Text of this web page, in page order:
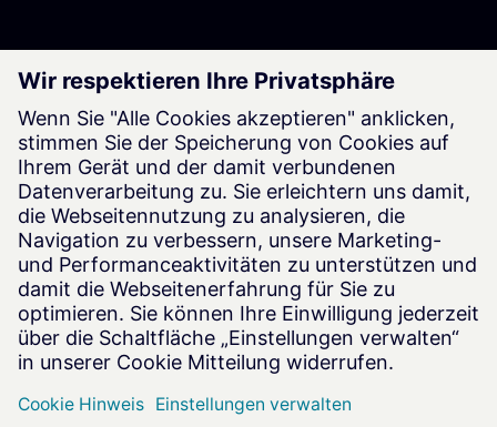
Werde Teil unseres Teams
Jetzt bewerben
Siemens Advanta © Siemens AG, 2016-2026